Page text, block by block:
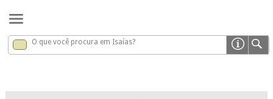
Isaías x
O que você procura em Isaías?